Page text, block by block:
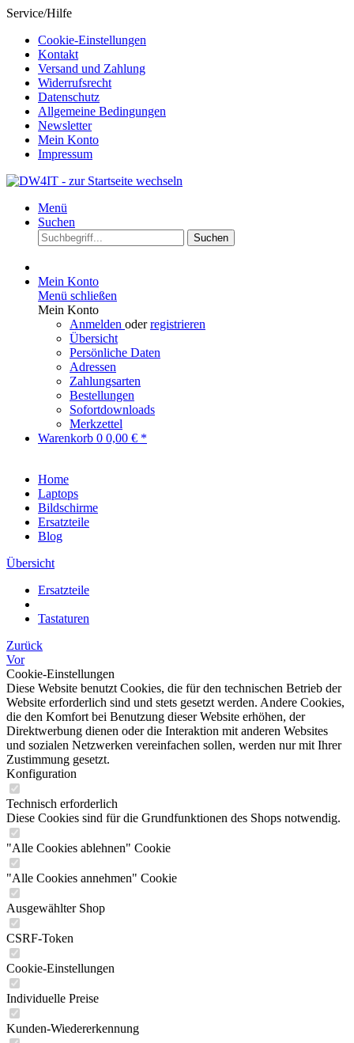
Service/Hilfe
Cookie-Einstellungen
Kontakt
Versand und Zahlung
Widerrufsrecht
Datenschutz
Allgemeine Bedingungen
Newsletter
Mein Konto
Impressum
Menü
Suchen
Suchen
Mein Konto
Menü schließen
Mein Konto
Anmelden oderregistrieren
Übersicht
Persönliche Daten
Adressen
Zahlungsarten
Bestellungen
Sofortdownloads
Merkzettel
Warenkorb 0 0,00 € *
Home
Laptops
Bildschirme
Ersatzteile
Blog
Übersicht
Ersatzteile
Tastaturen
Zurück
Vor
Cookie-Einstellungen
Diese Website benutzt Cookies, die für den technischen Betrieb der
Website erforderlich sind und stets gesetzt werden. Andere Cookies,
die den Komfort bei Benutzung dieser Website erhöhen, der
Direktwerbung dienen oder die Interaktion mit anderen Websites
und sozialen Netzwerken vereinfachen sollen, werden nur mit Ihrer
Zustimmung gesetzt.
Konfiguration
Technisch erforderlich
Diese Cookies sind für die Grundfunktionen des Shops notwendig.
"Alle Cookies ablehnen" Cookie
"Alle Cookies annehmen" Cookie
Ausgewählter Shop
CSRF-Token
Cookie-Einstellungen
Individuelle Preise
Kunden-Wiedererkennung